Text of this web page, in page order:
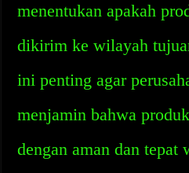
menentukan apakah
dikirim ke wilayah
ini penting agar
menjamin bahwa
dengan aman dan tepat